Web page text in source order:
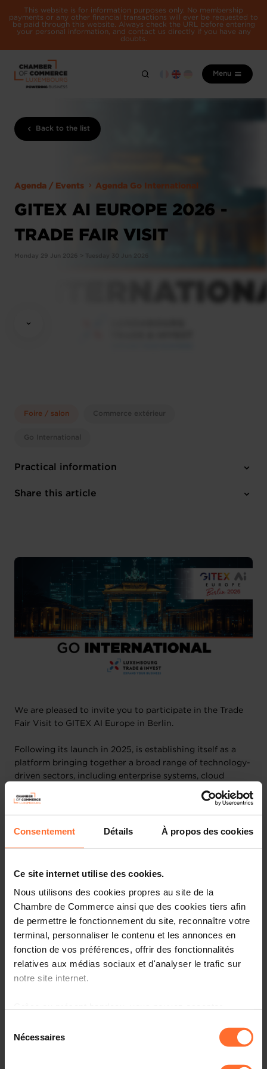
Consentement Détails À propos des cookies
Ce site internet utilise des cookies.
Nous utilisons des cookies propres au site de la
Chambre de Commerce ainsi que des cookies tiers afin
de permettre le fonctionnement du site, reconnaître votre
terminal, personnaliser le contenu et les annonces en
fonction de vos préférences, offrir des fonctionnalités
relatives aux médias sociaux et d'analyser le trafic sur
notre site internet.
à l’exception des cookies strictement nécessaires au
fonctionnement du site. Une description des différents
cookies est accessible sous l’onglet « Détails » ci-
Nécessaires
This website is for information purposes only. No membership
payments or any other financial transactions will ever be requested to
be paid through this website. Always check the URL before entering
your personal information, and contact us directly if you have any
doubts.
Menu
Back to the list
Agenda / Events Agenda Go International
GITEX AI EUROPE 2026 -
TRADE FAIR VISIT
Monday 29 Jun 2026 > Tuesday 30 Jun 2026
Foire / salon Commerce extérieur
Go International
Practical information
Monday 29 Jun 2026 > Tuesday 30 Jun 2026
Share this article
We are pleased to invite you to participate in the Trade
Fair Visit to GITEX AI Europe in Berlin.
Following its launch in 2025, is establishing itself as a
platform bringing together a broad range of technology-
driven sectors, including enterprise systems, cloud
infrastructure, cybersecurity, artificial intelligence,
fintech and deep tech. It offers valuable insights into
market developments, emerging technologies and
industry trends relevant to European businesses.
environment. The programme will also include ecosystem
visits in Berlin, providing direct exposure to the local
tech and AI landscape while facilitating exchanges with
German counterparts and key stakeholders.
Date and time: 29-30 June 2026
B2B meetings can be scheduled in advance via the GITEX